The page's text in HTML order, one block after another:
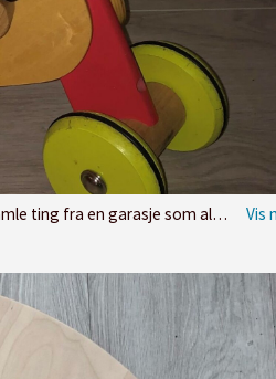
ubrukte hengelåser og lysbrytere fra ubrukte lamper.